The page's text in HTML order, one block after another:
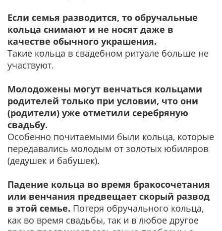
Если семья разводится, то обручальные
кольца снимают и не носят даже в
качестве обычного украшения.
Такие кольца в свадебном ритуале больше не
участвуют.
Молодожены могут венчаться кольцами
родителей только при условии, что они
(родители) уже отметили серебряную
свадьбу.
Особенно почитаемыми были кольца, которые
передавались молодым от золотых юбиляров
(дедушек и бабушек).
Падение кольца во время бракосочетания
или венчания предвещает скорый развод
в этой семье. Потеря обручального кольца,
как во время свадьбы, так и в любое другое